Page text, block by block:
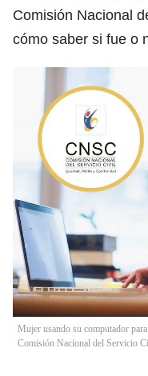
Comisión Nacional
cómo saber si fue o
Mujer usando su computador
Comisión Nacional del Servicio